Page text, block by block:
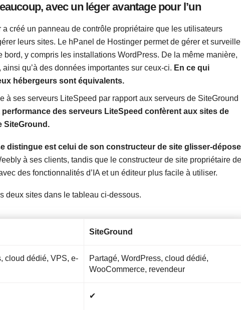
avec un léger avantage pour l’un
créé un panneau de contrôle propriétaire que les utilisateurs
leurs sites. Le hPanel de Hostinger permet de gérer et
y compris les installations WordPress. De la même manière,
qu’à des données importantes sur ceux-ci. En ce qui
hébergeurs sont équivalents.
à ses serveurs LiteSpeed par rapport aux serveurs de SiteGround
performance des serveurs LiteSpeed confèrent aux sites de
SiteGround.
distingue est celui de son constructeur de site glisser-
à ses clients, tandis que le constructeur de site propriétaire de
des fonctionnalités d’IA et un éditeur plus facile à utiliser.
deux sites dans le tableau ci-dessous.
SiteGround
cloud dédié, VPS, e-
Partagé, WordPress, cloud dédié,
WooCommerce, revendeur
✔